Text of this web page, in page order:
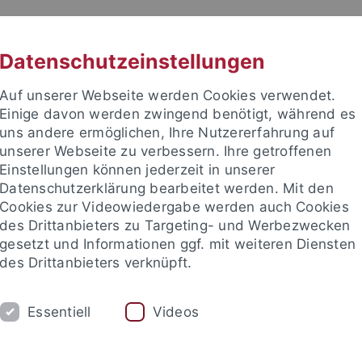
Datenschutzeinstellungen
Auf unserer Webseite werden Cookies verwendet.
Einige davon werden zwingend benötigt, während es
uns andere ermöglichen, Ihre Nutzererfahrung auf
unserer Webseite zu verbessern. Ihre getroffenen
Einstellungen können jederzeit in unserer
Datenschutzerklärung bearbeitet werden. Mit den
Cookies zur Videowiedergabe werden auch Cookies
des Drittanbieters zu Targeting- und Werbezwecken
gesetzt und Informationen ggf. mit weiteren Diensten
des Drittanbieters verknüpft.
Essentiell Videos